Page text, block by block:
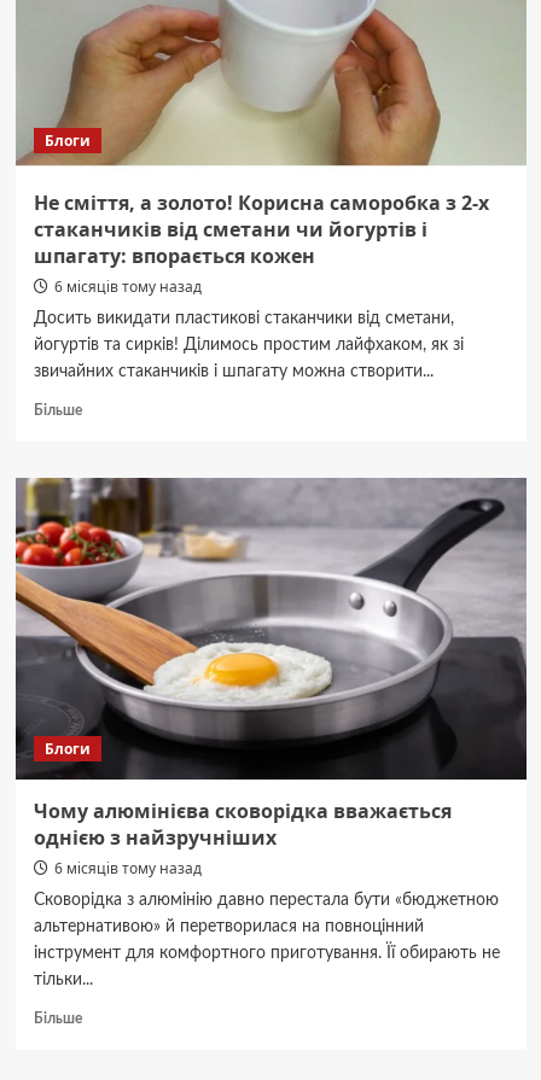
сценічному
Блоги
Не сміття, а золото! Корисна саморобка з 2-х
стаканчиків від сметани чи йогуртів і
шпагату: впорається кожен
6 місяців тому назад
Досить викидати пластикові стаканчики від сметани,
йогуртів та сирків! Ділимось простим лайфхаком, як зі
звичайних стаканчиків і шпагату можна створити...
БільшеДокладніше
сміття,
а
золото!
Корисна
саморобка
з
х
стаканчиків
від
сметани
чи
йогуртів
впорається
кожен
Блоги
Чому алюмінієва сковорідка вважається
однією з найзручніших
6 місяців тому назад
Сковорідка з алюмінію давно перестала бути «бюджетною
альтернативою» й перетворилася на повноцінний
інструмент для комфортного приготування. Її обирають не
тільки...
БільшеДокладніше